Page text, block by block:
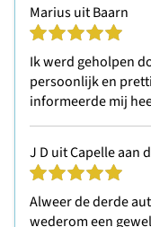
Marius uit Baarn
Ik werd geholpen
persoonlijk en
informeerde mij
J D uit Capelle aan
Alweer de derde
wederom een